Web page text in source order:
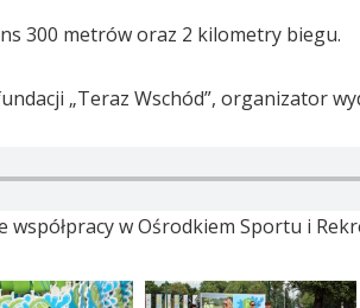
300 metrów oraz 2 kilometry biegu.
„Teraz Wschód”, organizator
w Ośrodkiem Sportu i